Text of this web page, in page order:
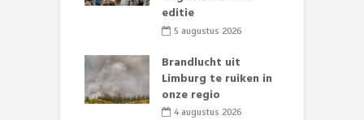
editie
5 augustus 2026
Brandlucht uit
Limburg te ruiken in
onze regio
4 augustus 2026